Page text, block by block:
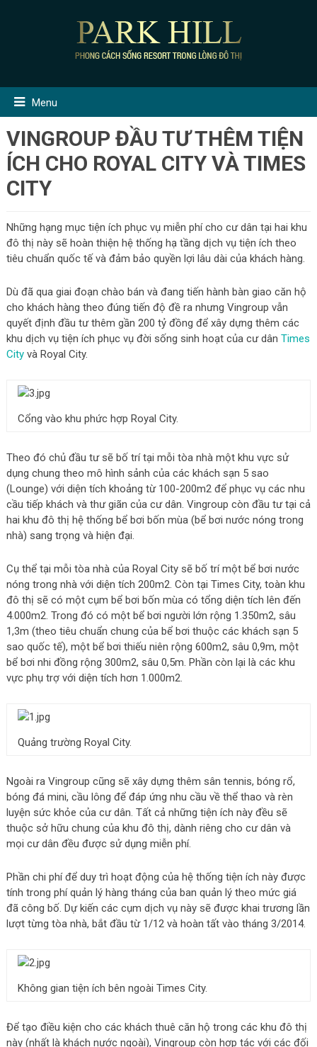
Menu
VINGROUP ĐẦU TƯ THÊM TIỆN
ÍCH CHO ROYAL CITY VÀ TIMES
CITY
Những hạng mục tiện ích phục vụ miễn phí cho cư dân tại hai khu
đô thị này sẽ hoàn thiện hệ thống hạ tầng dịch vụ tiện ích theo
tiêu chuẩn quốc tế và đảm bảo quyền lợi lâu dài của khách hàng.
Dù đã qua giai đoạn chào bán và đang tiến hành bàn giao căn hộ
cho khách hàng theo đúng tiến độ đề ra nhưng Vingroup vẫn
quyết định đầu tư thêm gần 200 tỷ đồng để xây dựng thêm các
khu dịch vụ tiện ích phục vụ đời sống sinh hoạt của cư dân Times
Cityvà Royal City.
Cổng vào khu phức hợp Royal City.
Theo đó chủ đầu tư sẽ bố trí tại mỗi tòa nhà một khu vực sử
dụng chung theo mô hình sảnh của các khách sạn 5 sao
(Lounge) với diện tích khoảng từ 100-200m2 để phục vụ các nhu
cầu tiếp khách và thư giãn của cư dân. Vingroup còn đầu tư tại cả
hai khu đô thị hệ thống bể bơi bốn mùa (bể bơi nước nóng trong
nhà) sang trọng và hiện đại.
Cụ thể tại mỗi tòa nhà của Royal City sẽ bố trí một bể bơi nước
nóng trong nhà với diện tích 200m2. Còn tại Times City, toàn khu
đô thị sẽ có một cụm bể bơi bốn mùa có tổng diện tích lên đến
4.000m2. Trong đó có một bể bơi người lớn rộng 1.350m2, sâu
1,3m (theo tiêu chuẩn chung của bể bơi thuộc các khách sạn 5
sao quốc tế), một bể bơi thiếu niên rộng 600m2, sâu 0,9m, một
bể bơi nhi đồng rộng 300m2, sâu 0,5m. Phần còn lại là các khu
vực phụ trợ với diện tích hơn 1.000m2.
Quảng trường Royal City.
Ngoài ra Vingroup cũng sẽ xây dựng thêm sân tennis, bóng rổ,
bóng đá mini, cầu lông để đáp ứng nhu cầu về thể thao và rèn
luyện sức khỏe của cư dân. Tất cả những tiện ích này đều sẽ
thuộc sở hữu chung của khu đô thị, dành riêng cho cư dân và
mọi cư dân đều được sử dụng miễn phí.
Phần chi phí để duy trì hoạt động của hệ thống tiện ích này được
tính trong phí quản lý hàng tháng của ban quản lý theo mức giá
đã công bố. Dự kiến các cụm dịch vụ này sẽ được khai trương lần
lượt từng tòa nhà, bắt đầu từ 1/12 và hoàn tất vào tháng 3/2014.
Không gian tiện ích bên ngoài Times City.
Để tạo điều kiện cho các khách thuê căn hộ trong các khu đô thị
này (nhất là khách nước ngoài), Vingroup còn hợp tác với các đối